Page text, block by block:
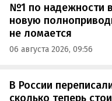
№1 по надежности
новую
не ломается
06 августа 2026, 09:56
В России
сколько теперь